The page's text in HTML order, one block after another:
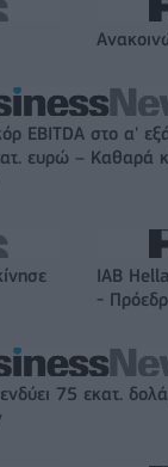
EBITDA στο α'
ευρώ – Καθαρά
IAB
-
75 εκατ.